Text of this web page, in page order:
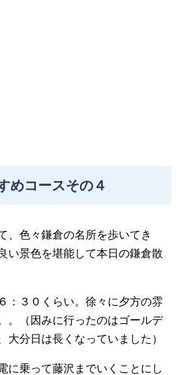
コースその４
、色々鎌倉の名所を歩いてき
い景色を堪能して本日の鎌倉散
：３０くらい。徐々に夕方の雰
。（因みに行ったのはゴールデ
大分日は長くなっていました）
に乗って藤沢までいくことにし